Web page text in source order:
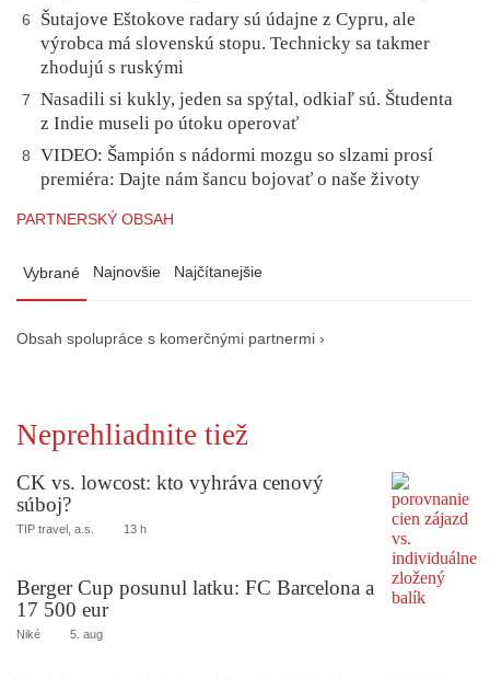
6
Šutajove Eštokove radary sú údajne z Cypru, ale
výrobca má slovenskú stopu. Technicky sa takmer
zhodujú s ruskými
7
Nasadili si kukly, jeden sa spýtal, odkiaľ sú. Študenta
z Indie museli po útoku operovať
8
VIDEO: Šampión s nádormi mozgu so slzami prosí
premiéra: Dajte nám šancu bojovať o naše životy
PARTNERSKÝ OBSAH
Vybrané Najnovšie Najčítanejšie
Obsah spolupráce s komerčnými partnermi ›
Neprehliadnite tiež
CK vs. lowcost: kto vyhráva cenový
súboj?
TIP travel, a.s. 13 h
Berger Cup posunul latku: FC Barcelona a
17 500 eur
Niké 5. aug